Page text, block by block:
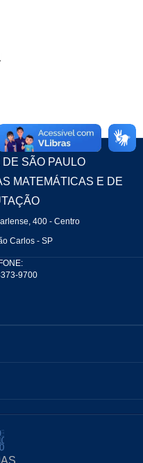
SÃO PAULO
MATEMÁTICAS E DE
400 - Centro
Carlos - SP
9700